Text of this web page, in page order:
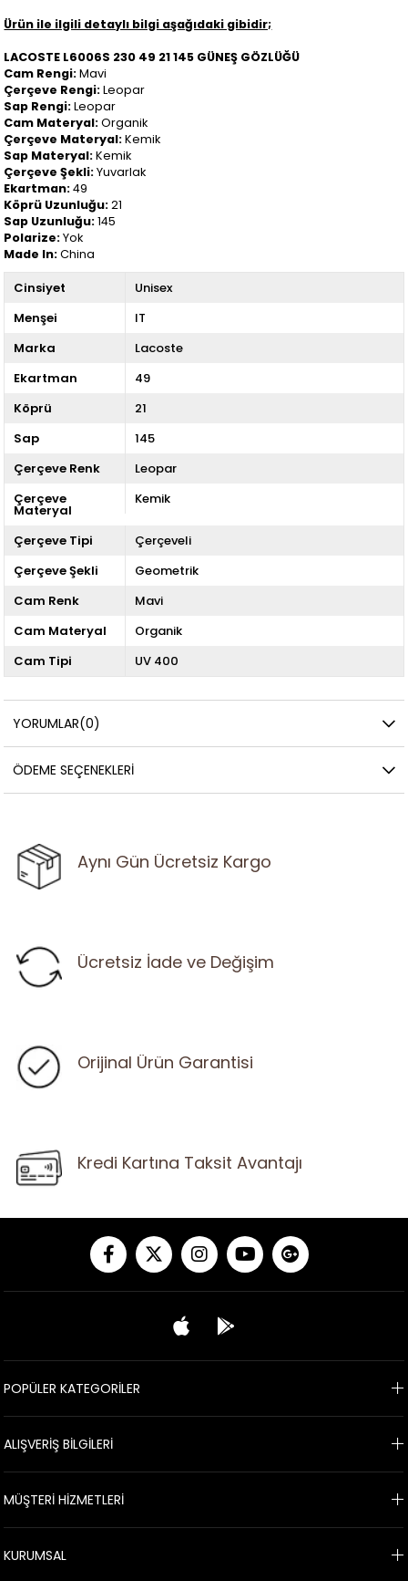
Ürün ile ilgili detaylı bilgi aşağıdaki gibidir;
LACOSTE L6006S 230 49 21 145 GÜNEŞ GÖZLÜĞÜ
Cam Rengi:Mavi
Çerçeve Rengi:Leopar
Sap Rengi:Leopar
Cam Materyal:Organik
Çerçeve Materyal:Kemik
Sap Materyal:Kemik
Çerçeve Şekli:Yuvarlak
Ekartman:49
Köprü Uzunluğu:21
Sap Uzunluğu:145
Polarize:Yok
Made In:China
Cinsiyet
Unisex
Menşei
IT
Marka
Lacoste
Ekartman
49
Köprü
21
Sap
145
Çerçeve Renk
Leopar
Çerçeve
Materyal
Kemik
Çerçeve Tipi
Çerçeveli
Çerçeve Şekli
Geometrik
Cam Renk
Mavi
Cam Materyal
Organik
Cam Tipi
UV 400
YORUMLAR(0)
ÖDEME SEÇENEKLERI
Aynı Gün Ücretsiz Kargo
Ücretsiz İade ve Değişim
Orijinal Ürün Garantisi
Kredi Kartına Taksit Avantajı
POPÜLER KATEGORİLER
ALIŞVERİŞ BİLGİLERİ
MÜŞTERİ HİZMETLERİ
KURUMSAL